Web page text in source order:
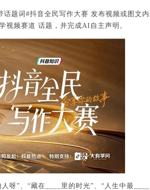
题词#抖音全民写作大赛 发布视频或图文内
视频赛道 话题，并完成AI自主声明。
呀”、“藏在____里的时光”、“人生中最____